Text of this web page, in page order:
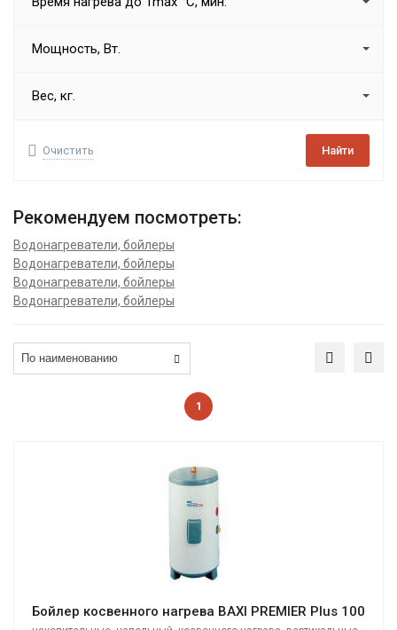
Мощность, Вт.
Вес, кг.
Очистить Найти
Рекомендуем посмотреть:
Водонагреватели, бойлеры
Водонагреватели, бойлеры
Водонагреватели, бойлеры
Водонагреватели, бойлеры
1
Бойлер косвенного нагрева BAXI PREMIER Plus 100